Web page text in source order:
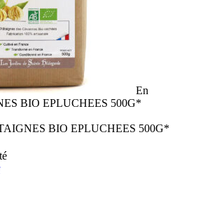
En
BIO EPLUCHEES 500G*
BIO EPLUCHEES 500G*